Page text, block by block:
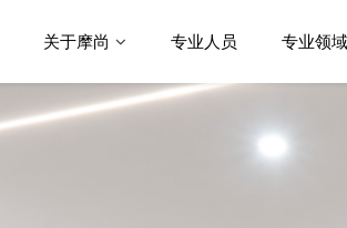
关于摩尚 专业人员 专业领域